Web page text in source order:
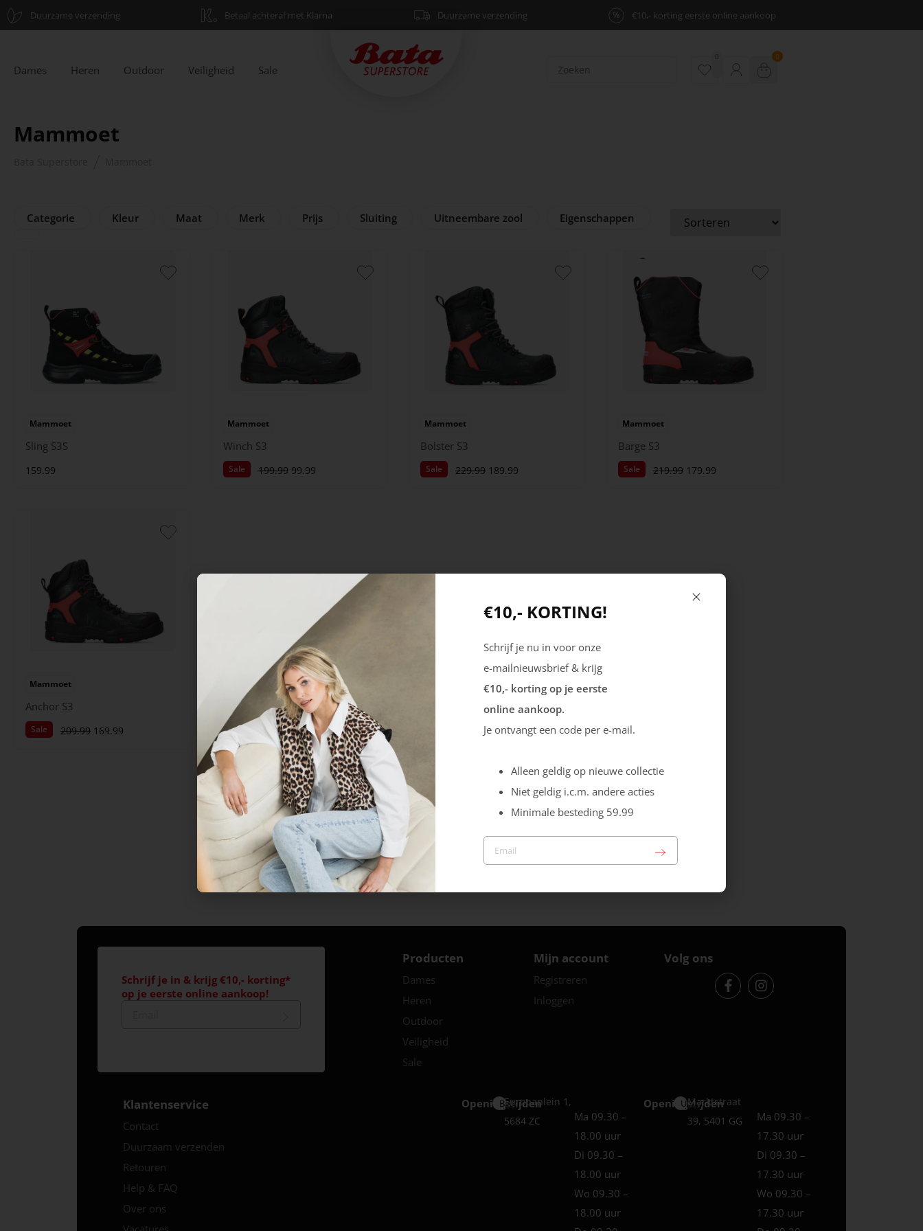
Duurzame verzending Betaal achteraf met Klarna Duurzame verzending % €10,- korting eerste online aankoop
Dames Heren Outdoor Veiligheid Sale
0 0
Mammoet
Categorie Kleur Maat Merk Prijs Sluiting Uitneembare zool Eigenschappen
Mammoet
Sling S3S
159.99
Mammoet
Winch S3
Sale 199.99 99.99
Mammoet
Bolster S3
Sale 229.99 189.99
Mammoet
Barge S3
Sale 219.99 179.99
Mammoet
Anchor S3
Sale 209.99 169.99
Schrijf je in & krijg €10,- korting*
op je eerste online aankoop!
Producten
Dames
Heren
Outdoor
Veiligheid
Sale
Mijn account
Registreren
Inloggen
Volg ons
Klantenservice
Contact
Duurzaam verzenden
Retouren
Help & FAQ
Over ons
Openingstijden
Best
Europaplein 1,
5684 ZC
Ma 09.30 –
18.00 uur
Di 09.30 –
18.00 uur
Wo 09.30 –
18.00 uur
Openingstijden
Uden
Marktstraat
39, 5401 GG
Ma 09.30 –
17.30 uur
Di 09.30 –
17.30 uur
Wo 09.30 –
17.30 uur
€10,- KORTING!
Schrijf je nu in voor onze
e-mailnieuwsbrief & krijg
€10,- korting op je eerste
online aankoop.
Je ontvangt een code per e-mail.
Alleen geldig op nieuwe collectie
Niet geldig i.c.m. andere acties
Minimale besteding 59.99